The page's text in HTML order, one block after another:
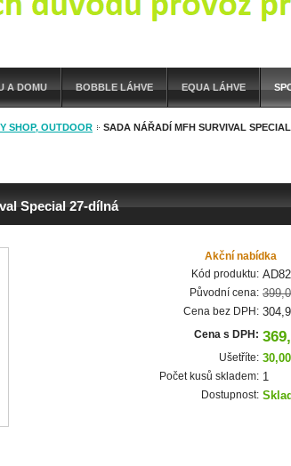
A DOMU BOBBLE LÁHVE EQUA LÁHVE
SHOP, OUTDOOR SADA NÁŘADÍ MFH SURVIVAL
Special 27-dílná
Akční nabídka
Kód produktu:
Původní cena:
Cena bez DPH:
Cena s DPH:
Ušetříte:
Počet kusů skladem: 1
Dostupnost: